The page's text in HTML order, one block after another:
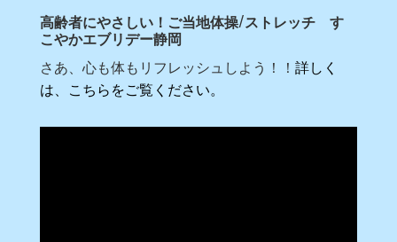
高齢者にやさしい！ご当地体操/ストレッチ す
こやかエブリデー静岡
さあ、心も体もリフレッシュしよう！！ 詳しく
は、こちらをご覧ください。